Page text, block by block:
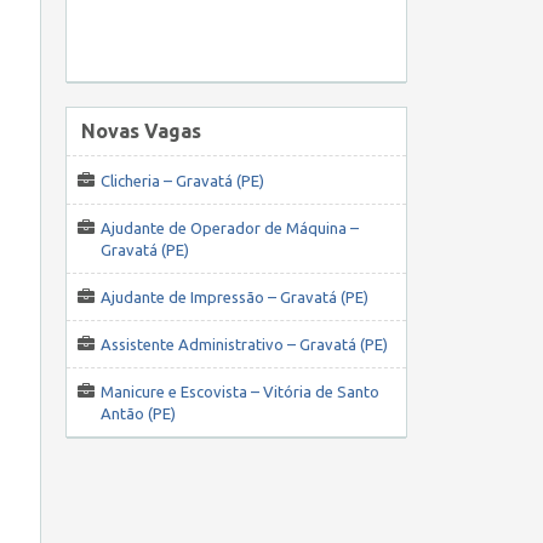
Novas Vagas
Clicheria – Gravatá (PE)
Ajudante de Operador de Máquina –
Gravatá (PE)
Ajudante de Impressão – Gravatá (PE)
Assistente Administrativo – Gravatá (PE)
Manicure e Escovista – Vitória de Santo
Antão (PE)